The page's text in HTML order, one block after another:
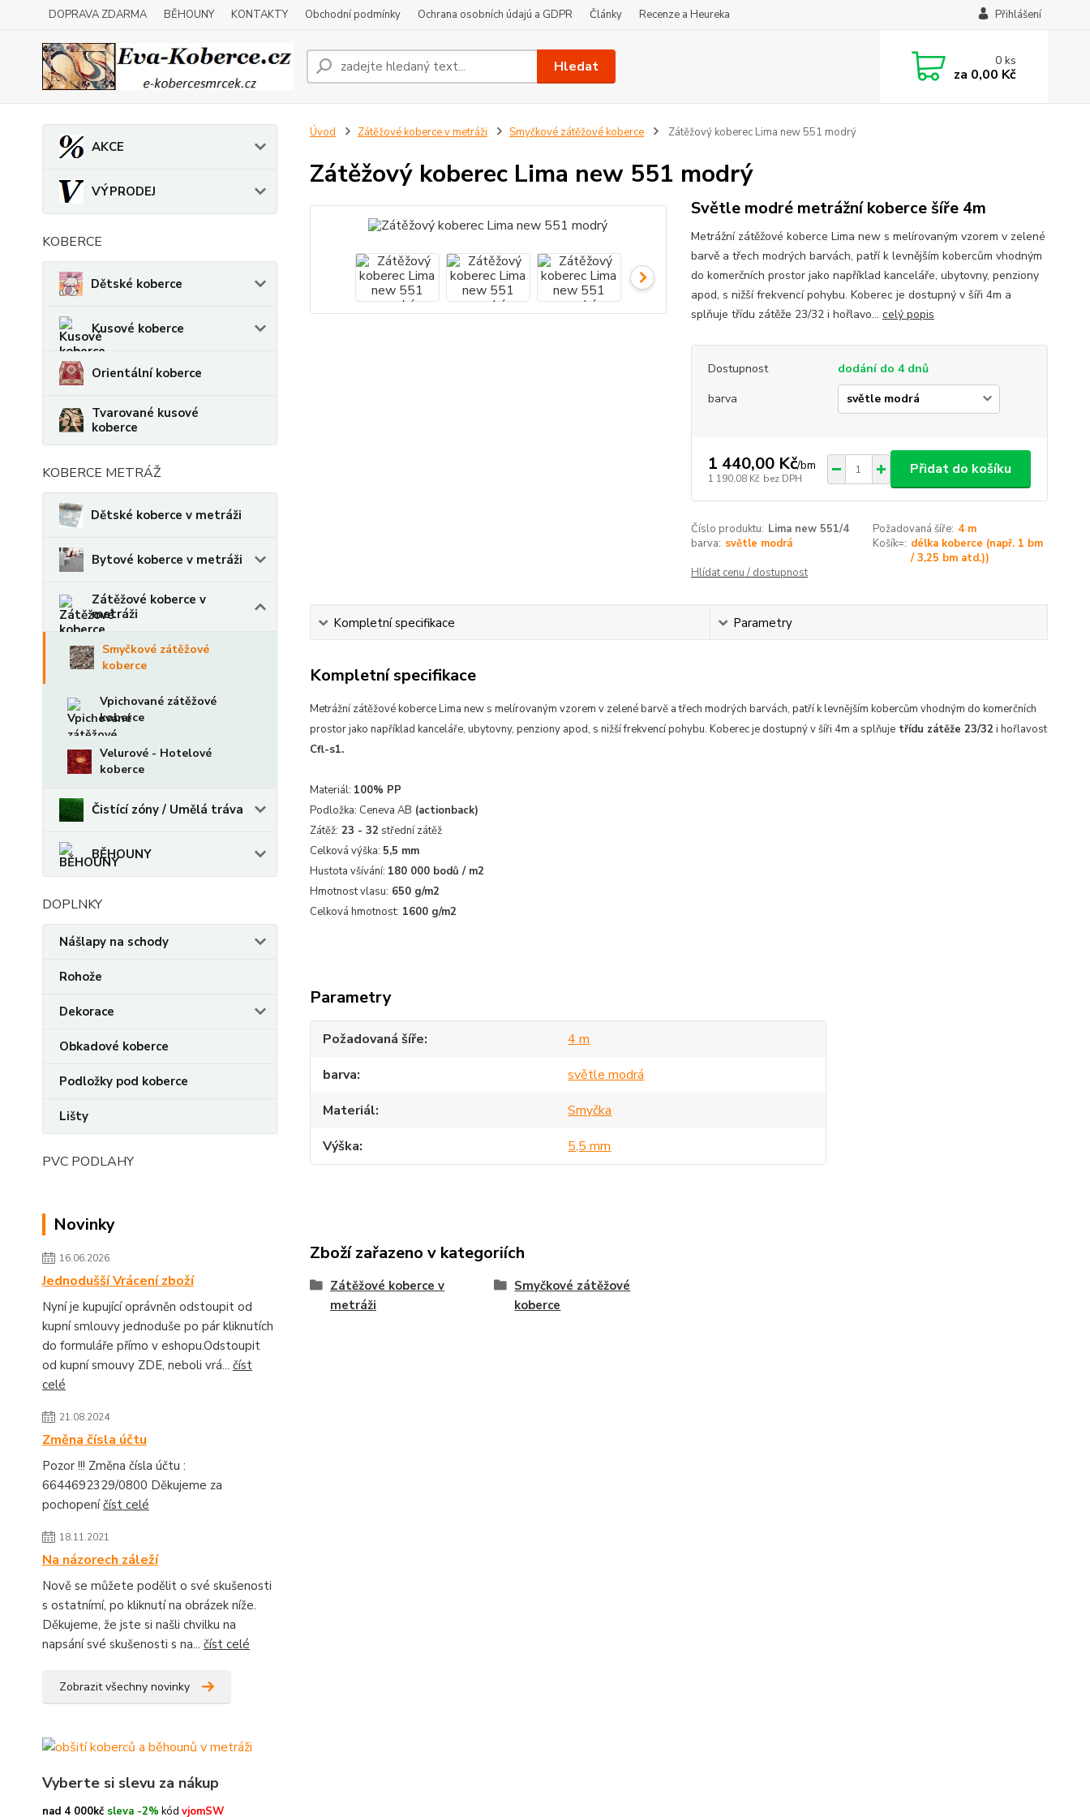
DOPRAVA ZDARMA BĚHOUNY KONTAKTY Obchodní podmínky Ochrana osobních údajú a GDPR Články Recenze a Heureka Přihlášení
Hledat 0ks
za 0,00 Kč
AKCE
VÝPRODEJ
KOBERCE
Dětské koberce
Kusové koberce
Orientální koberce
Tvarované kusové
koberce
KOBERCE METRÁŽ
Dětské koberce v metráži
Bytové koberce v metráži
Zátěžové koberce v
metráži
Smyčkové zátěžové
koberce
Vpichované zátěžové
koberce
Velurové - Hotelové
koberce
Čistící zóny / Umělá tráva
BĚHOUNY
DOPLNKY
Nášlapy na schody
Rohože
Dekorace
Obkadové koberce
Podložky pod koberce
Lišty
PVC PODLAHY
Novinky
16.06.2026
Jednodušší Vrácení zboží
Nyní je kupující oprávněn odstoupit od
kupní smlouvy jednoduše po pár kliknutích
do formuláře přímo v eshopu.Odstoupit
od kupní smouvy ZDE, neboli vrá... číst
celé
21.08.2024
Změna čísla účtu
Pozor !!! Změna čísla účtu :
6644692329/0800 Děkujeme za
pochopeníčíst celé
18.11.2021
Na názorech záleží
Nově se můžete podělit o své skušenosti
s ostatnímí, po kliknutí na obrázek níže.
Děkujeme, že jste si našli chvilku na
napsání své skušenosti s na... číst celé
Zobrazit všechny novinky
Vyberte si slevu za nákup
nad 4 000kč sleva -2% kód vjomSW
Úvod Zátěžové koberce v metráži Smyčkové zátěžové koberce Zátěžový koberec Lima new 551 modrý
Zátěžový koberec Lima new 551 modrý
Světle modré metrážní koberce šíře 4m
Metrážní zátěžové koberce Lima new s melírovaným vzorem v zelené
barvě a třech modrých barvách, patří k levnějším kobercům vhodným
do komerčních prostor jako například kanceláře, ubytovny, penziony
apod, s nižší frekvencí pohybu. Koberec je dostupný v šíři 4m a
splňuje třídu zátěže 23/32 i hořlavo... celý popis
Dostupnost
dodání do 4 dnů
barva
1 440,00 Kč/bm
1 190,08 Kč bez DPH
Přidat do košíku
Číslo produktu: Lima new 551/4 Požadovaná šíře: 4 m
barva: světle modrá Košík=: délka koberce (např. 1 bm
/ 3,25 bm atd.))
Hlídat cenu / dostupnost
Kompletní specifikace Parametry
Kompletní specifikace
Metrážní zátěžové koberce Lima new s melírovaným vzorem v zelené barvě a třech modrých barvách, patří k levnějším kobercům vhodným do komerčních
prostor jako například kanceláře, ubytovny, penziony apod, s nižší frekvencí pohybu. Koberec je dostupný v šíři 4m a splňujetřídu zátěže 23/32 i hořlavost
Cfl-s1.
Materiál: 100% PP
Podložka: Ceneva AB (actionback)
Zátěž: 23 - 32 střední zátěž
Celková výška: 5,5 mm
Hustota všívání: 180 000 bodů / m2
Hmotnost vlasu: 650 g/m2
Celková hmotnost: 1600 g/m2
Parametry
Požadovaná šíře
4 m
barva
světle modrá
Materiál
Smyčka
Výška
5,5 mm
Zboží zařazeno v kategoriích
Zátěžové koberce v
metráži
Smyčkové zátěžové
koberce